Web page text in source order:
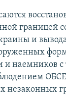
границей
и
и наемников с
незаконных